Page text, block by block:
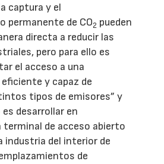
captura y el
permanente de CO2 pueden
directa a reducir las
pero para ello es
el acceso a una
y capaz de
tipos de emisores” y
es desarrollar en
terminal de acceso abierto
industria del interior de
de